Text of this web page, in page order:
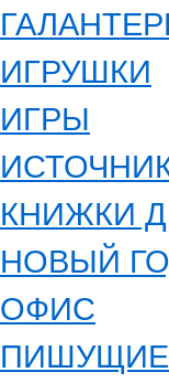
ИГРУШКИ
ИГРЫ
КНИЖКИ
НОВЫЙ
ОФИС